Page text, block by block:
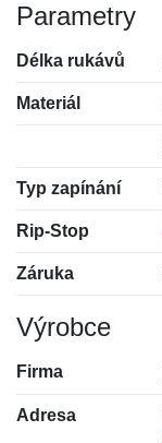
Parametry
Délka rukávů
Materiál
Typ zapínání
Rip-Stop
Záruka
Výrobce
Firma
Adresa